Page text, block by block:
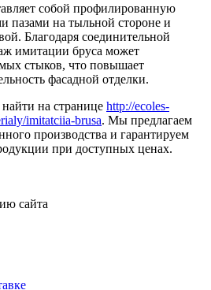
собой профилированную
пазами на тыльной стороне и
Благодаря соединительной
имитации бруса может
стыков, что повышает
фасадной отделки.
на странице http://ecoles-
imitatciia-brusa. Мы предлагаем
производства и гарантируем
при доступных ценах.
сайта